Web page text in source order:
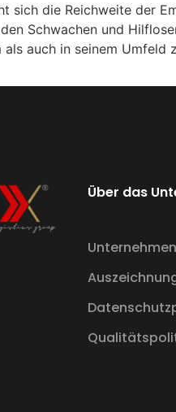
sich die Reichweite der
Schwachen und
als auch in seinem Umfeld
Über das
Unternehmen